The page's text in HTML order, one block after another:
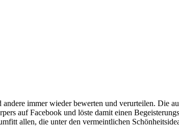
immer wieder bewerten und verurteilen. Die
auf Facebook und löste damit einen
allen, die unter den vermeintlichen